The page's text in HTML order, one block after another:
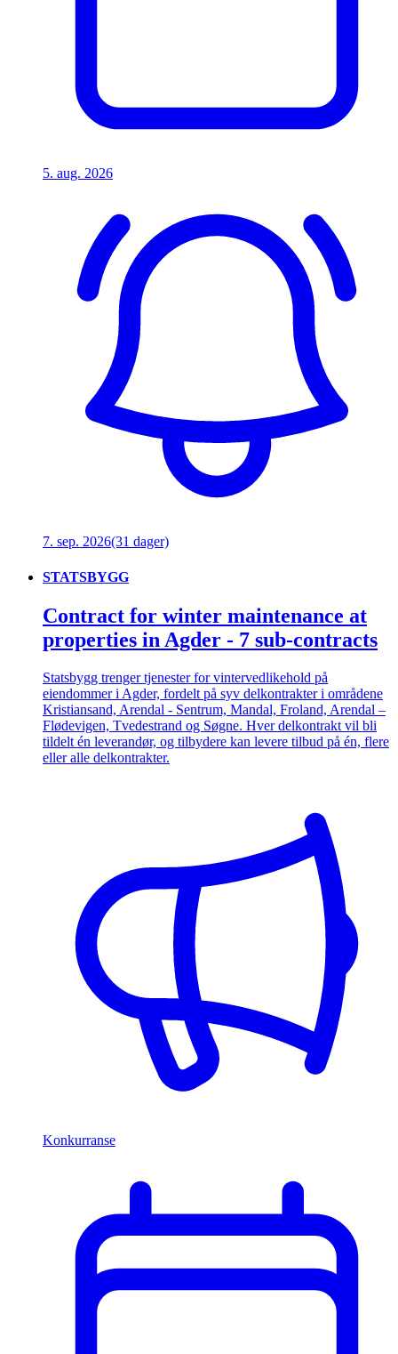
5. aug. 2026
7. sep. 2026(31 dager)
STATSBYGG
Contract for winter maintenance at
properties in Agder - 7 sub-contracts
Statsbygg trenger tjenester for vintervedlikehold på
eiendommer i Agder, fordelt på syv delkontrakter i områdene
Kristiansand, Arendal - Sentrum, Mandal, Froland, Arendal –
Flødevigen, Tvedestrand og Søgne. Hver delkontrakt vil bli
tildelt én leverandør, og tilbydere kan levere tilbud på én, flere
eller alle delkontrakter.
Konkurranse